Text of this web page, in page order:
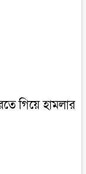
গিয়ে হামলার